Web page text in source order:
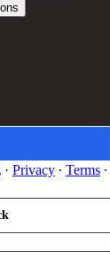
· Privacy ∙ Terms ∙